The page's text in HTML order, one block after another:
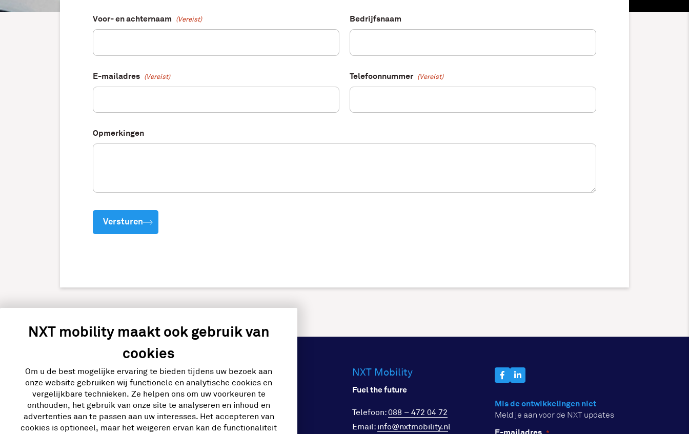
Voor- en achternaam (Vereist) Bedrijfsnaam
E-mailadres (Vereist) Telefoonnummer (Vereist)
Opmerkingen
Versturen
Ga snel naar
Laadoplossingen
Voor thuis
Branches
Zorg
Vastgoed
NXT Mobility
Fuel the future
Telefoon:088 – 472 04 72
Email: info@nxtmobility.nl
Mis de ontwikkelingen niet
Meld je aan voor de NXT updates
NXT mobility maakt ook gebruik van
cookies
Om u de best mogelijke ervaring te bieden tijdens uw bezoek aan
onze website gebruiken wij functionele en analytische cookies en
vergelijkbare technieken. Ze helpen ons om uw voorkeuren te
onthouden, het gebruik van onze site te analyseren en inhoud en
advertenties aan te passen aan uw interesses. Het accepteren van
cookies is optioneel, maar het weigeren ervan kan de functionaliteit